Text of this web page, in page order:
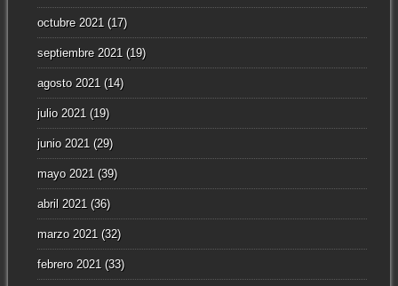
octubre 2021 (17)
septiembre 2021 (19)
agosto 2021 (14)
julio 2021 (19)
junio 2021 (29)
mayo 2021 (39)
abril 2021 (36)
marzo 2021 (32)
febrero 2021 (33)